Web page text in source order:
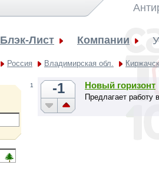
Блэк-Лист Компании
Россия Владимирская обл.
1 -1 Новый горизонт
Предлагает работу